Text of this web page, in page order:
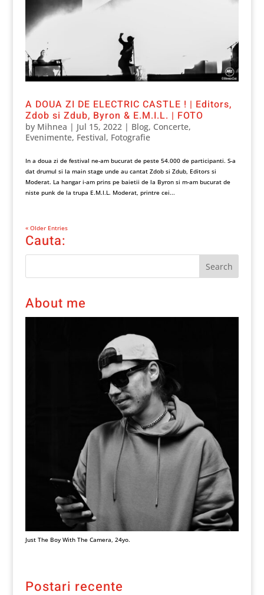
A DOUA ZI DE ELECTRIC CASTLE ! | Editors,
Zdob si Zdub, Byron & E.M.I.L. | FOTO
by Mihnea | Jul 15, 2022| Blog, Concerte,
Evenimente, Festival, Fotografie
In a doua zi de festival ne-am bucurat de peste 54.000 de participanti. S-a
dat drumul si la main stage unde au cantat Zdob si Zdub, Editors si
Moderat. La hangar i-am prins pe baietii de la Byron si m-am bucurat de
niste punk de la trupa E.M.I.L. Moderat, printre cei...
« Older Entries
Cauta:
About me
Just The Boy With The Camera, 24yo.
Postari recente